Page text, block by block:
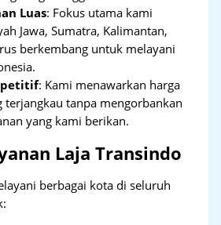
Luas: Fokus utama kami
Jawa, Sumatra, Kalimantan,
berkembang untuk melayani
: Kami menawarkan harga
terjangkau tanpa mengorbankan
yang kami berikan.
Laja Transindo
berbagai kota di seluruh